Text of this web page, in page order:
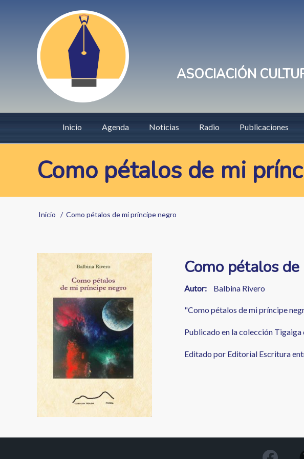
User
account
menu
ASOCIACIÓN
Main
navigation
Inicio Agenda Noticias Radio Publicaciones
Como pétalos de mi
Sobrescribir
de
ayuda
la
navegación
Inicio Como pétalos de mi príncipe negro
Image Como pétalos
Autor Balbina Rivero
"Como pétalos de mi príncipe
Publicado en la colección
Editado por Editorial Escritura